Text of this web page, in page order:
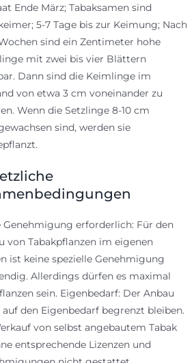
Ende März; Tabaksamen sind
5-7 Tage bis zur Keimung; Nach
sind ein Zentimeter hohe
mit zwei bis vier Blättern
Dann sind die Keimlinge im
von etwa 3 cm voneinander zu
Wenn die Setzlinge 8-10 cm
sind, werden sie
Genehmigung erforderlich: Für den
von Tabakpflanzen im eigenen
ist keine spezielle Genehmigung
Allerdings dürfen es maximal
sein. Eigenbedarf: Der Anbau
auf den Eigenbedarf begrenzt bleiben.
von selbst angebautem Tabak
entsprechende Lizenzen und